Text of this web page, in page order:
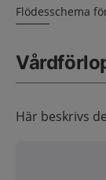
Flödesschema
Här beskrivs